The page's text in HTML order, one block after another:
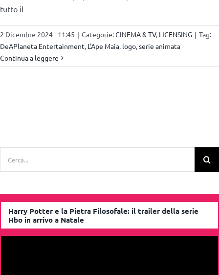
tutto il
2 Dicembre 2024 - 11:45 | Categorie:CINEMA & TV, LICENSING | Tag:
DeAPlaneta Entertainment, L'Ape Maia, logo,serie animata
Continua a leggere
Harry Potter e la Pietra Filosofale: il trailer della serie
Hbo in arrivo a Natale